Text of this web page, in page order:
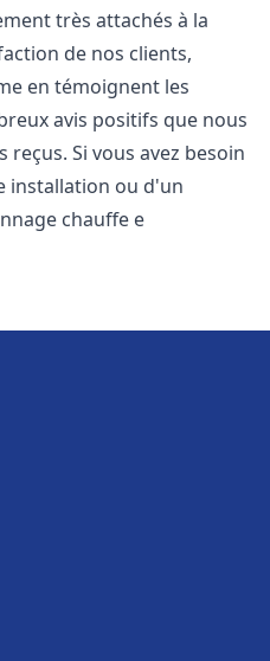
très attachés à la
de nos clients,
en témoignent les
avis positifs que nous
reçus. Si vous avez besoin
installation ou d'un
chauffe e